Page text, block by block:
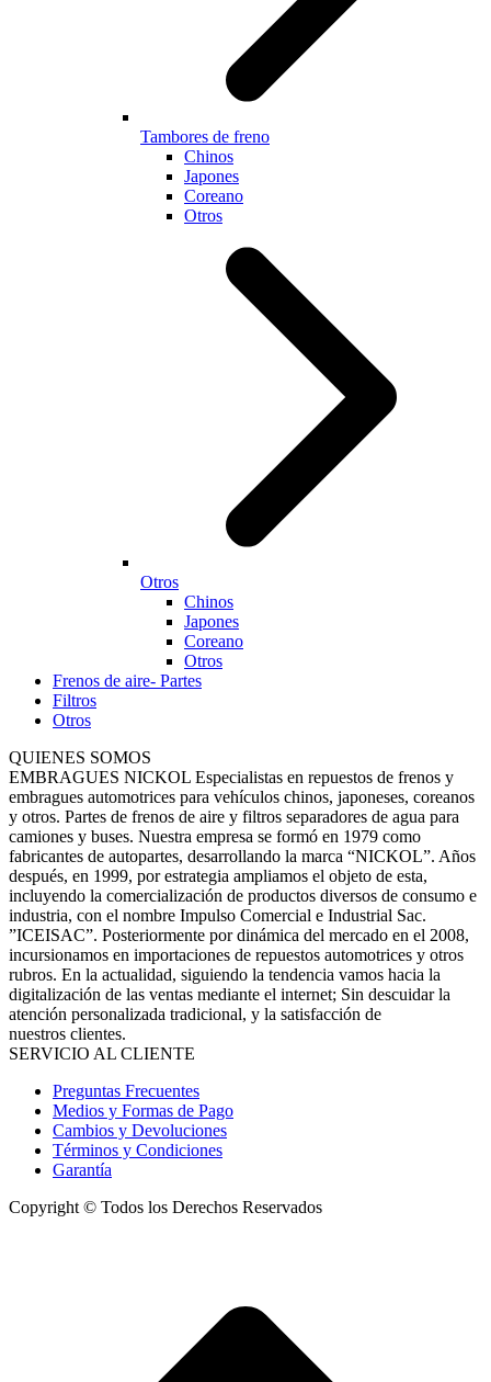
Tambores de freno
Chinos
Japones
Coreano
Otros
Otros
Chinos
Japones
Coreano
Otros
Frenos de aire- Partes
Filtros
Otros
QUIENES SOMOS
EMBRAGUES NICKOL Especialistas en repuestos de frenos y
embragues automotrices para vehículos chinos, japoneses, coreanos
y otros. Partes de frenos de aire y filtros separadores de agua para
camiones y buses. Nuestra empresa se formó en 1979 como
fabricantes de autopartes, desarrollando la marca “NICKOL”. Años
después, en 1999, por estrategia ampliamos el objeto de esta,
incluyendo la comercialización de productos diversos de consumo e
industria, con el nombre Impulso Comercial e Industrial Sac.
”ICEISAC”. Posteriormente por dinámica del mercado en el 2008,
incursionamos en importaciones de repuestos automotrices y otros
rubros. En la actualidad, siguiendo la tendencia vamos hacia la
digitalización de las ventas mediante el internet; Sin descuidar la
atención personalizada tradicional, y la satisfacción de
nuestros clientes.
SERVICIO AL CLIENTE
Preguntas Frecuentes
Medios y Formas de Pago
Cambios y Devoluciones
Términos y Condiciones
Garantía
Copyright © Todos los Derechos Reservados